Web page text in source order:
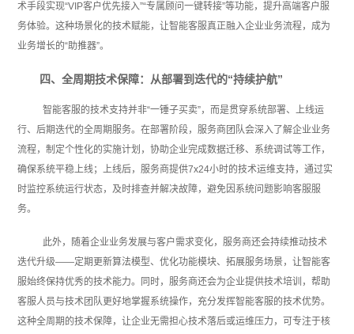
术手段实现“VIP客户优先接入”“专属顾问一键转接”等功能，提升高端客户服
务体验。这种场景化的技术赋能，让智能客服真正融入企业业务流程，成为
业务增长的“助推器”。
四、全周期技术保障：从部署到迭代的“持续护航”
智能客服的技术支持并非“一锤子买卖”，而是贯穿系统部署、上线运
行、后期迭代的全周期服务。在部署阶段，服务商团队会深入了解企业业务
流程，制定个性化的实施计划，协助企业完成数据迁移、系统调试等工作，
确保系统平稳上线；上线后，服务商提供7x24小时的技术运维支持，通过实
时监控系统运行状态，及时排查并解决故障，避免因系统问题影响客服服
务。
此外，随着企业业务发展与客户需求变化，服务商还会持续推动技术
迭代升级——定期更新算法模型、优化功能模块、拓展服务场景，让智能客
服始终保持优秀的技术能力。同时，服务商还会为企业提供技术培训，帮助
客服人员与技术团队更好地掌握系统操作，充分发挥智能客服的技术优势。
这种全周期的技术保障，让企业无需担心技术落后或运维压力，可专注于核